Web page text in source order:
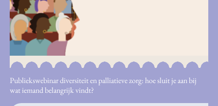
Publiekswebinar diversiteit en palliatieve zorg: hoe sluit je aan bij
wat iemand belangrijk vindt?